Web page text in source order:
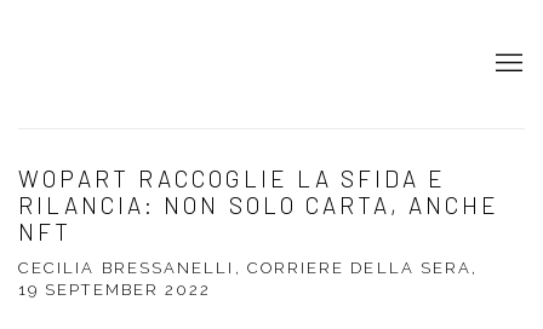
WOPART RACCOGLIE LA SFIDA E
RILANCIA: NON SOLO CARTA, ANCHE
NFT
CECILIA BRESSANELLI, CORRIERE DELLA SERA,
19 SEPTEMBER 2022